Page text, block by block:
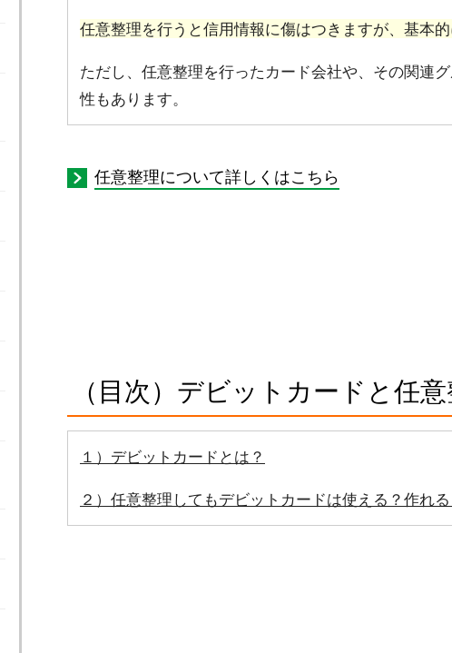
任意整理を行うと信用情報に傷はつきますが、基本
ただし、任意整理を行ったカード会社や、その関連
性もあります。
任意整理について詳しくはこちら
（目次）デビットカードと任
１）デビットカードとは？
２）任意整理してもデビットカードは使える？作れ